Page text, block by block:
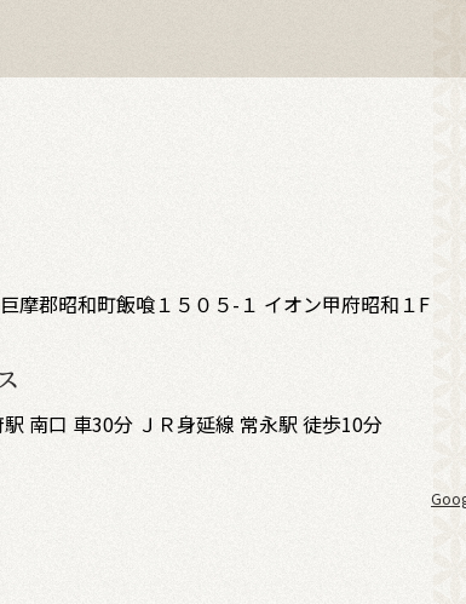
摩郡昭和町飯喰１５０５-１ イオン甲府昭和１F
駅 南口 車30分 ＪＲ身延線 常永駅 徒歩10分